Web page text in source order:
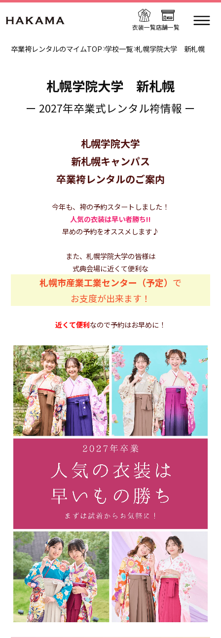
衣装一覧店舗一覧
卒業袴レンタルのマイムTOP 学校一覧 札幌学院大学 新札幌
札幌学院大学 新札幌
ー 2027年卒業式レンタル袴情報 ー
札幌学院大学
新札幌キャンパス
卒業袴レンタルのご案内
今年も、袴の予約スタートしました！
人気の衣装は早い者勝ち!!
早めの予約をオススメします♪
また、札幌学院大学の皆様は
式典会場に近くて便利な
札幌市産業工業センター（予定） で
お支度が出来ます！
近くて便利なので予約はお早めに！